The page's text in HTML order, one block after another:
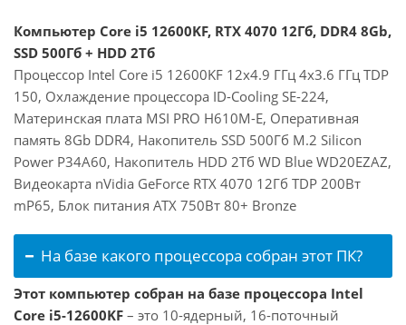
Компьютер Core i5 12600KF, RTX 4070 12Гб, DDR4 8Gb,
SSD 500Гб + HDD 2Тб
Процессор Intel Core i5 12600KF 12x4.9 ГГц 4x3.6 ГГц TDP
150, Охлаждение процессора ID-Cooling SE-224,
Материнская плата MSI PRO H610M-E, Оперативная
память 8Gb DDR4, Накопитель SSD 500Гб M.2 Silicon
Power P34A60, Накопитель HDD 2Тб WD Blue WD20EZAZ,
Видеокарта nVidia GeForce RTX 4070 12Гб TDP 200Вт
mP65, Блок питания ATX 750Вт 80+ Bronze
На базе какого процессора собран этот ПК?
Этот компьютер собран на базе процессора Intel
Core i5-12600KF – это 10-ядерный, 16-поточный